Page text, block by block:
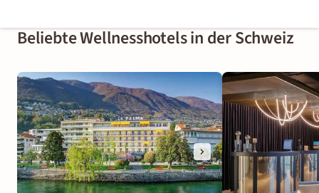
Beliebte Wellnesshotels in der Schweiz